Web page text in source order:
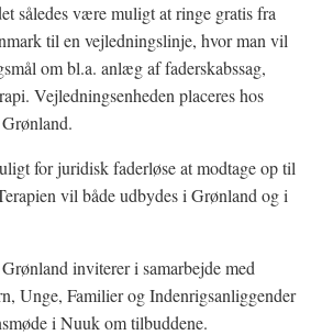
således være muligt at ringe gratis fra
til en vejledningslinje, hvor man vil
om bl.a. anlæg af faderskabssag,
Vejledningsenheden placeres hos
for juridisk faderløse at modtage op til
vil både udbydes i Grønland og i
inviterer i samarbejde med
Unge, Familier og Indenrigsanliggender
i Nuuk om tilbuddene.